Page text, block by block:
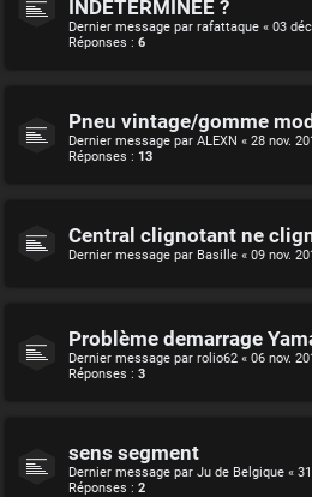
INDETERMINEE ?
Dernier message par rafattaque « 03
Réponses : 6
Pneu vintage/gomme
Dernier message par ALEXN « 28 nov.
Réponses : 13
Central clignotant ne
Dernier message par Basille « 09 nov.
Problème demarrage
Dernier message par rolio62 « 06 nov.
Réponses : 3
sens segment
Dernier message par Ju de Belgique «
Réponses : 2